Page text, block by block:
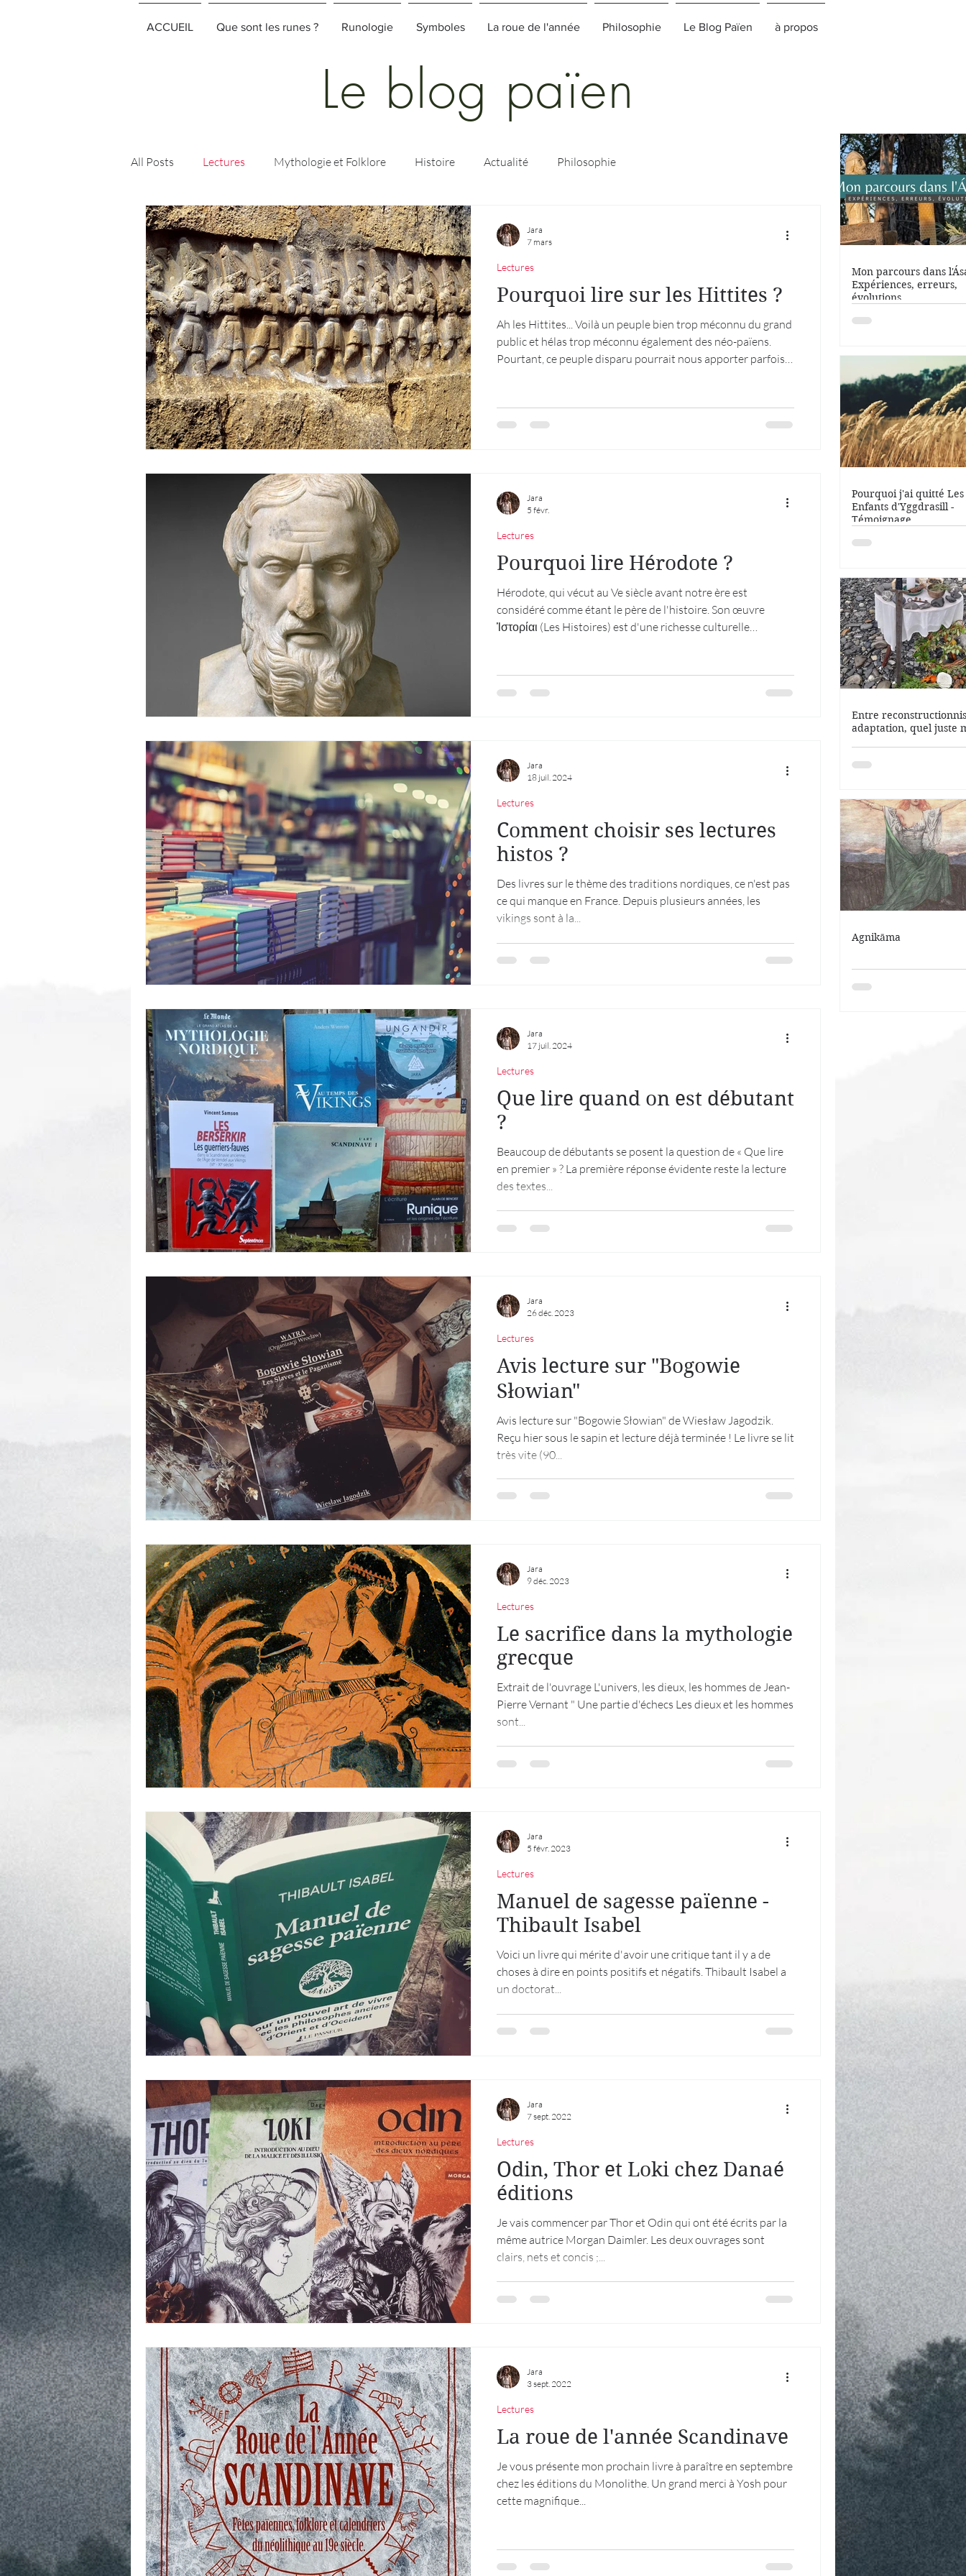
ACCUEIL Que sont les runes ? Runologie Symboles La roue de l'année Philosophie Le Blog Païen à propos
Le blog païen
All Posts Lectures Mythologie et Folklore Histoire Actualité Philosophie
Pourquoi lire sur les Hittites ?
Ah les Hittites... Voilà un peuple bien trop méconnu du grand
public et hélas trop méconnu également des néo-païens.
Pourtant, ce peuple disparu pourrait nous apporter parfois,
Turquie) au IIe millénaire avant notre ère. Leur capitale était
Hattusa, autour de laquelle était fondé leur puissant
Lectures
Jara
7 mars
Pourquoi lire Hérodote ?
Hérodote, qui vécut au Ve siècle avant notre ère est
considéré comme étant le père de l'histoire. Son œuvre
Ἱστορίαι (Les Histoires) est d'une richesse culturelle
Perses. Hérodote nous offre des descriptions parfois
détaillées des coutumes et des traditions perses.
Lectures
Jara
5 févr.
Comment choisir ses lectures
histos ?
Des livres sur le thème des traditions nordiques, ce n'est pas
ce qui manque en France. Depuis plusieurs années, les
vikings sont à la...
Lectures
Jara
18 juil. 2024
Que lire quand on est débutant
?
Beaucoup de débutants se posent la question de « Que lire
en premier » ? La première réponse évidente reste la lecture
des textes...
Lectures
Jara
17 juil. 2024
Avis lecture sur "Bogowie
Słowian"
Avis lecture sur "Bogowie Słowian" de Wiesław Jagodzik.
Reçu hier sous le sapin et lecture déjà terminée ! Le livre se lit
très vite (90...
Lectures
Jara
26 déc. 2023
Le sacrifice dans la mythologie
grecque
Extrait de l'ouvrage L'univers, les dieux, les hommes de Jean-
Pierre Vernant " Une partie d'échecs Les dieux et les hommes
sont...
Lectures
Jara
9 déc. 2023
Manuel de sagesse païenne -
Thibault Isabel
Voici un livre qui mérite d'avoir une critique tant il y a de
choses à dire en points positifs et négatifs. Thibault Isabel a
un doctorat...
Lectures
Jara
5 févr. 2023
Odin, Thor et Loki chez Danaé
éditions
Je vais commencer par Thor et Odin qui ont été écrits par la
même autrice Morgan Daimler. Les deux ouvrages sont
clairs, nets et concis ;...
Lectures
Jara
7 sept. 2022
La roue de l'année Scandinave
Je vous présente mon prochain livre à paraître en septembre
chez les éditions du Monolithe. Un grand merci à Yosh pour
cette magnifique...
Lectures
Jara
3 sept. 2022
Mon parcours dans
Expériences, erreurs,
évolutions
Pourquoi j'ai quitté Les
Enfants d'Yggdrasill -
Témoignage
Entre
adaptation, quel juste
Agnikāma